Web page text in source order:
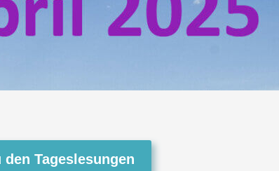
den Tageslesungen